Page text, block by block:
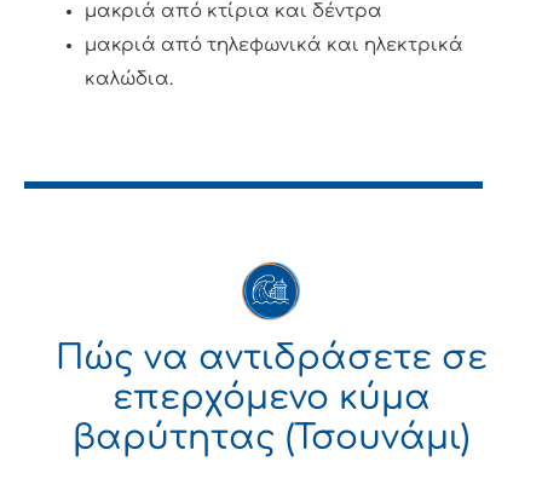
μακριά από κτίρια και δέντρα
μακριά από τηλεφωνικά και ηλεκτρικά
καλώδια.
Πώς να αντιδράσετε σε
επερχόμενο κύμα
βαρύτητας (Τσουνάμι)